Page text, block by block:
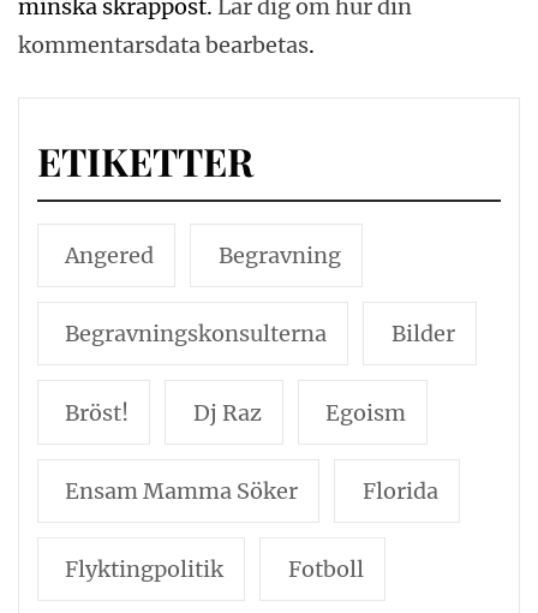
minska skräppost. Lär dig om hur din
kommentarsdata bearbetas.
ETIKETTER
Angered Begravning
Begravningskonsulterna Bilder
Bröst! Dj Raz Egoism
Ensam Mamma Söker Florida
Flyktingpolitik Fotboll